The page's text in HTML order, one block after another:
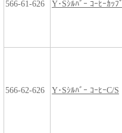
566-61-626 Y･Sｼﾙﾊﾞｰ ｺｰﾋｰｶｯﾌﾟ
566-62-626 Y･Sｼﾙﾊﾞｰ ｺｰﾋｰC/S